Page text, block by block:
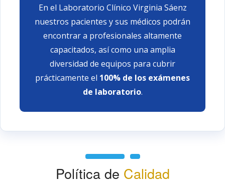
En el Laboratorio Clínico Virginia Sáenz
nuestros pacientes y sus médicos podrán
encontrar a profesionales altamente
capacitados, así como una amplia
diversidad de equipos para cubrir
prácticamente el 100% de los exámenes
de laboratorio.
Política de Calidad